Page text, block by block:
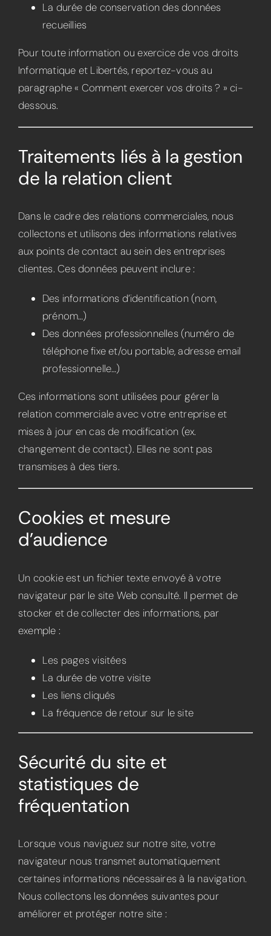
La durée de conservation des données
recueillies
Pour toute information ou exercice de vos droits
Informatique et Libertés, reportez-vous au
paragraphe « Comment exercer vos droits ? » ci-
dessous.
Traitements liés à la gestion
de la relation client
Dans le cadre des relations commerciales, nous
collectons et utilisons des informations relatives
aux points de contact au sein des entreprises
clientes. Ces données peuvent inclure :
Des informations d’identification (nom,
prénom…)
Des données professionnelles (numéro de
téléphone fixe et/ou portable, adresse email
professionnelle…)
Ces informations sont utilisées pour gérer la
relation commerciale avec votre entreprise et
mises à jour en cas de modification (ex.
changement de contact). Elles ne sont pas
transmises à des tiers.
Cookies et mesure
d’audience
Un cookie est un fichier texte envoyé à votre
navigateur par le site Web consulté. Il permet de
stocker et de collecter des informations, par
exemple :
Les pages visitées
La durée de votre visite
Les liens cliqués
La fréquence de retour sur le site
Sécurité du site et
statistiques de
fréquentation
Lorsque vous naviguez sur notre site, votre
navigateur nous transmet automatiquement
certaines informations nécessaires à la navigation.
Nous collectons les données suivantes pour
améliorer et protéger notre site :